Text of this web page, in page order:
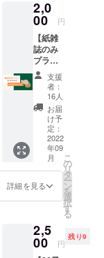
して、
掲載ホ
テルか
ら宿泊
割引券
やサー
ビス券
を提供
してい
ただき
まし
た！
6/15現
在、掲
載ホテ
ルのう
ちこの
決まっ
ている
ホテル
いとい
う方
に！
2,0
00 円
【紙雑
誌のみ
プラ
ン！】
・旅行
雑誌
Folte.１
冊 ・お
礼のお
手紙 紙
雑誌だ
け欲し
い方
に！ ※
各リ
ターン
はプロ
ジェク
トペー
支援
者：
16人
お届
け予
定：
2022
年09
月
詳細を見る
こ
の
リ
タ
ー
ン
を
選
択
す
る
2,5
00 円
残り9